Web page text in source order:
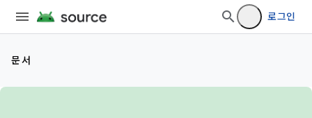
로그인
문서